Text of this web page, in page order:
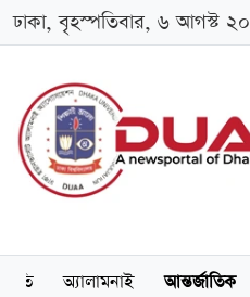
ঢাকা, বৃহস্পতিবার, ৬ আগস্ট
অ্যালামনাই আন্তর্জাতিক